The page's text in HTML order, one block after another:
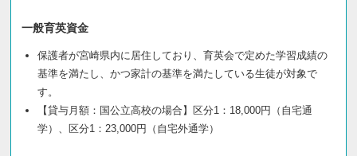
一般育英資金
保護者が宮崎県内に居住しており、育英会で定めた学習成績の
基準を満たし、かつ家計の基準を満たしている生徒が対象で
す。
【貸与月額：国公立高校の場合】区分1：18,000円（自宅通
学）、区分1：23,000円（自宅外通学）